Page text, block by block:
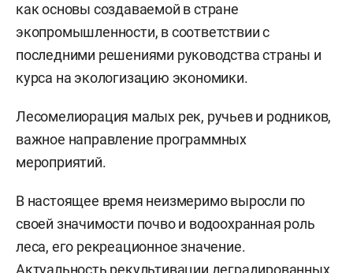
как основы создаваемой в стране
экопромышленности, в соответствии с
последними решениями руководства страны и
курса на экологизацию экономики.
Лесомелиорация малых рек, ручьев и родников,
важное направление программных
мероприятий.
В настоящее время неизмеримо выросли по
своей значимости почво и водоохранная роль
леса, его рекреационное значение.
Актуальность рекультивации деградированных